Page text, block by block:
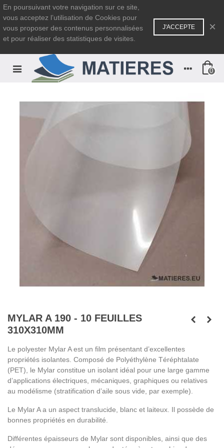
En poursuivant votre navigation sur ce site,
vous acceptez l’utilisation de Cookies pour
vous proposer des contenus personnalisées
et pour réaliser des statistiques de visites.
J'ACCEPTE ×
0
MYLAR A 190 - 10 FEUILLES
310X310MM
Le polyester Mylar A est un film présentant d’excellentes
propriétés isolantes. Composé de Polyéthylène Téréphtalate
(PET), le Mylar constitue un isolant idéal pour une large gamme
d’applications électriques, mécaniques, graphiques ou relatives
au modélisme (stratification d’aile sous vide, par exemple).
Le Mylar A a un aspect translucide, blanc et laiteux. Il possède de
bonnes propriétés en durabilité.
Différentes épaisseurs de Mylar sont disponibles, ainsi que des